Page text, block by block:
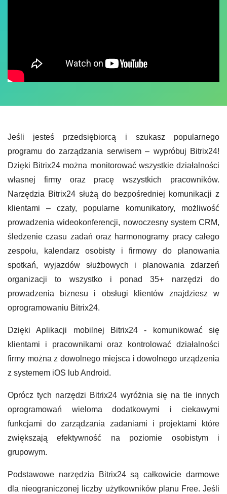
Jeśli jesteś przedsiębiorcą i szukasz popularnego
programu do zarządzania serwisem – wypróbuj Bitrix24!
Dzięki Bitrix24 można monitorować wszystkie działalności
własnej firmy oraz pracę wszystkich pracowników.
Narzędzia Bitrix24 służą do bezpośredniej komunikacji z
klientami – czaty, popularne komunikatory, możliwość
prowadzenia wideokonferencji, nowoczesny system CRM,
śledzenie czasu zadań oraz harmonogramy pracy całego
zespołu, kalendarz osobisty i firmowy do planowania
spotkań, wyjazdów służbowych i planowania zdarzeń
organizacji to wszystko i ponad 35+ narzędzi do
prowadzenia biznesu i obsługi klientów znajdziesz w
oprogramowaniu Bitrix24.
Dzięki Aplikacji mobilnej Bitrix24 - komunikować się
klientami i pracownikami oraz kontrolować działalności
firmy można z dowolnego miejsca i dowolnego urządzenia
z systemem iOS lub Android.
Oprócz tych narzędzi Bitrix24 wyróżnia się na tle innych
oprogramowań wieloma dodatkowymi i ciekawymi
funkcjami do zarządzania zadaniami i projektami które
zwiększają efektywność na poziomie osobistym i
grupowym.
Podstawowe narzędzia Bitrix24 są całkowicie darmowe
dla nieograniczonej liczby użytkowników planu Free. Jeśli